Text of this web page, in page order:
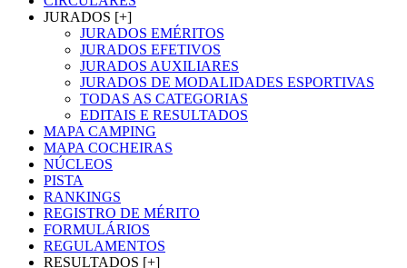
JURADOS [+]
JURADOS EMÉRITOS
JURADOS EFETIVOS
JURADOS AUXILIARES
JURADOS DE MODALIDADES ESPORTIVAS
TODAS AS CATEGORIAS
EDITAIS E RESULTADOS
MAPA CAMPING
MAPA COCHEIRAS
NÚCLEOS
PISTA
RANKINGS
REGISTRO DE MÉRITO
FORMULÁRIOS
REGULAMENTOS
RESULTADOS [+]